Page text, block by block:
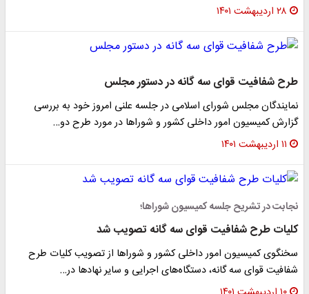
۲۸ اردیبهشت ۱۴۰۱
طرح شفافیت قوای سه گانه در دستور مجلس
نمایندگان مجلس شورای اسلامی در جلسه علنی امروز خود به بررسی
گزارش کمیسیون امور داخلی کشور و شوراها در مورد طرح دو…
۱۱ اردیبهشت ۱۴۰۱
نجابت در تشریح جلسه کمیسیون شوراها؛
کلیات طرح شفافیت قوای سه گانه تصویب شد
سخنگوی کمیسیون امور داخلی کشور و شوراها از تصویب کلیات طرح
شفافیت قوای سه گانه، دستگاه‌های اجرایی و سایر نهادها در…